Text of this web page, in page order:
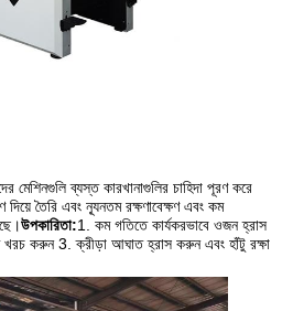
মেশিনগুলি ব্যস্ত কারখানাগুলির চাহিদা পূরণ করে
তৈরি এবং ন্যূনতম রক্ষণাবেক্ষণ এবং কম
উপকারিতা:1. কম গতিতে কার্যকরভাবে ওজন হ্রাস
করুন 3. ক্রীড়া আঘাত হ্রাস করুন এবং হাঁটু রক্ষা